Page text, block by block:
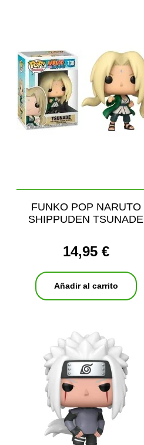
FUNKO POP NARUTO
SHIPPUDEN TSUNADE
14,95 €
Añadir al carrito